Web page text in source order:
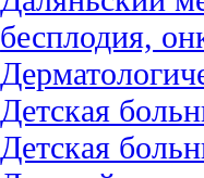
бесплодия,
Детская
Детская